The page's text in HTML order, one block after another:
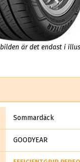
är det endast i
Sommardäck
GOODYEAR